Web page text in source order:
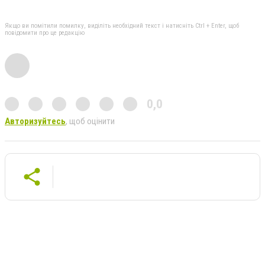
Якщо ви помітили помилку, виділіть необхідний текст і натисніть Ctrl + Enter, щоб
повідомити про це редакцію
0,0
Авторизуйтесь, щоб оцінити